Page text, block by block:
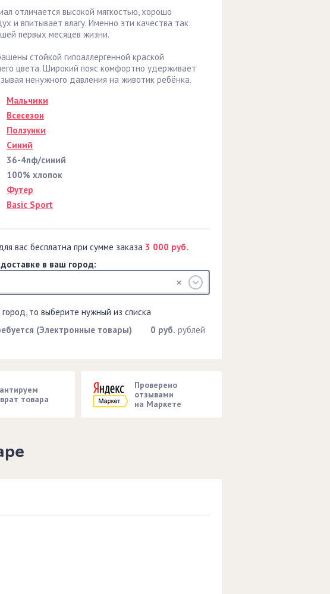
отличается высокой мягкостью, хорошо
и впитывает влагу. Именно эти качества так
первых месяцев жизни.
стойкой гипоаллергенной краской
цвета. Широкий пояс комфортно удерживает
ненужного давления на животик ребёнка.
Мальчики
Всесезон
Ползунки
Синий
36-4пф/синий
100% хлопок
Футер
Basic Sport
вас бесплатна при сумме заказа 3 000 руб.
в ваш город:
то выберите нужный из списка
(Электронные товары)
0 руб. рублей
товара
Проверено
отзывами
на Маркете